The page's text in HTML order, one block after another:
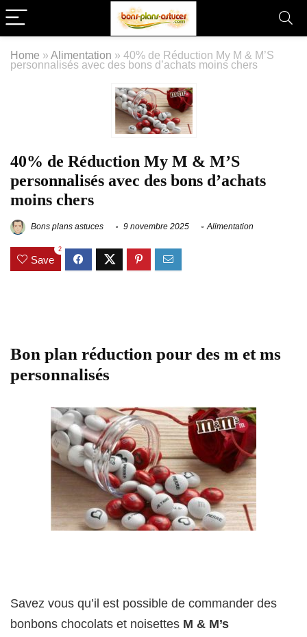
Home » Alimentation » 40% de Réduction My M & M’S
personnalisés avec des bons d’achats moins chers
40% de Réduction My M & M’S
personnalisés avec des bons d’achats
moins chers
Bons plans astuces 9 novembre 2025 Alimentation
Save
2
Bon plan réduction pour des m et ms
personnalisés
Savez vous qu’il est possible de commander des
bonbons chocolats et noisettes M & M’s